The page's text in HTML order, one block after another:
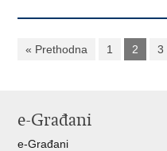
« Prethodna 1 2 3
e-Građani
e-Građani